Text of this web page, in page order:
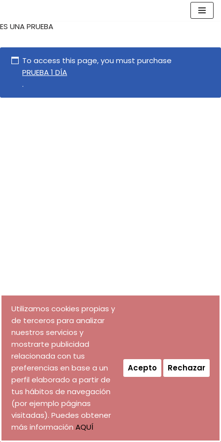
Saltar
contenido
ES UNA PRUEBA
To access this page, you must purchase
PRUEBA 1 DÍA
.
DISEÑO WEB a
Utilizamos cookies propias y
de terceros para analizar
nuestros servicios y
mostrarte publicidad
relacionada con tus
preferencias en base a un
perfil elaborado a partir de
tus hábitos de navegación
(por ejemplo páginas
visitadas). Puedes obtener
más información AQUÍ
Acepto Rechazar